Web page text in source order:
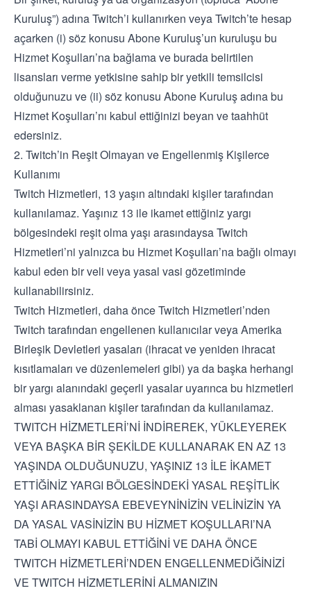
Kuruluş”) adına Twitch’i kullanırken veya Twitch’te hesap
açarken (i) söz konusu Abone Kuruluş’un kuruluşu bu
Hizmet Koşulları’na bağlama ve burada belirtilen
lisansları verme yetkisine sahip bir yetkili temsilcisi
olduğunuzu ve (ii) söz konusu Abone Kuruluş adına bu
Hizmet Koşulları’nı kabul ettiğinizi beyan ve taahhüt
edersiniz.
2. Twitch’in Reşit Olmayan ve Engellenmiş Kişilerce
Kullanımı
Twitch Hizmetleri, 13 yaşın altındaki kişiler tarafından
kullanılamaz. Yaşınız 13 ile ikamet ettiğiniz yargı
bölgesindeki reşit olma yaşı arasındaysa Twitch
Hizmetleri’ni yalnızca bu Hizmet Koşulları’na bağlı olmayı
kabul eden bir veli veya yasal vasi gözetiminde
kullanabilirsiniz.
Twitch Hizmetleri, daha önce Twitch Hizmetleri’nden
Twitch tarafından engellenen kullanıcılar veya Amerika
Birleşik Devletleri yasaları (ihracat ve yeniden ihracat
kısıtlamaları ve düzenlemeleri gibi) ya da başka herhangi
bir yargı alanındaki geçerli yasalar uyarınca bu hizmetleri
alması yasaklanan kişiler tarafından da kullanılamaz.
TWITCH HİZMETLERİ’Nİ İNDİREREK, YÜKLEYEREK
VEYA BAŞKA BİR ŞEKİLDE KULLANARAK EN AZ 13
YAŞINDA OLDUĞUNUZU, YAŞINIZ 13 İLE İKAMET
ETTİĞİNİZ YARGI BÖLGESİNDEKİ YASAL REŞİTLİK
YAŞI ARASINDAYSA EBEVEYNİNİZİN VELİNİZİN YA
DA YASAL VASİNİZİN BU HİZMET KOŞULLARI’NA
TABİ OLMAYI KABUL ETTİĞİNİ VE DAHA ÖNCE
TWITCH HİZMETLERİ’NDEN ENGELLENMEDİĞİNİZİ
VE TWITCH HİZMETLERİNİ ALMANIZIN